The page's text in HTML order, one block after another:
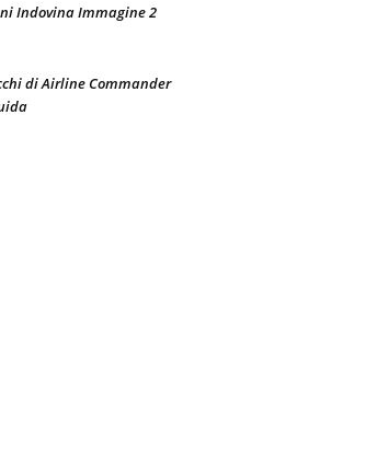
Indovina Immagine 2
di Airline Commander